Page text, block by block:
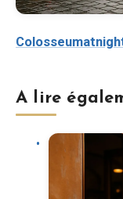
A lire